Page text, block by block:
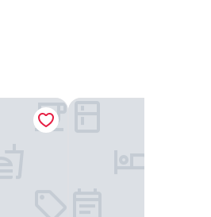
Halona VillaEffi Mountain View